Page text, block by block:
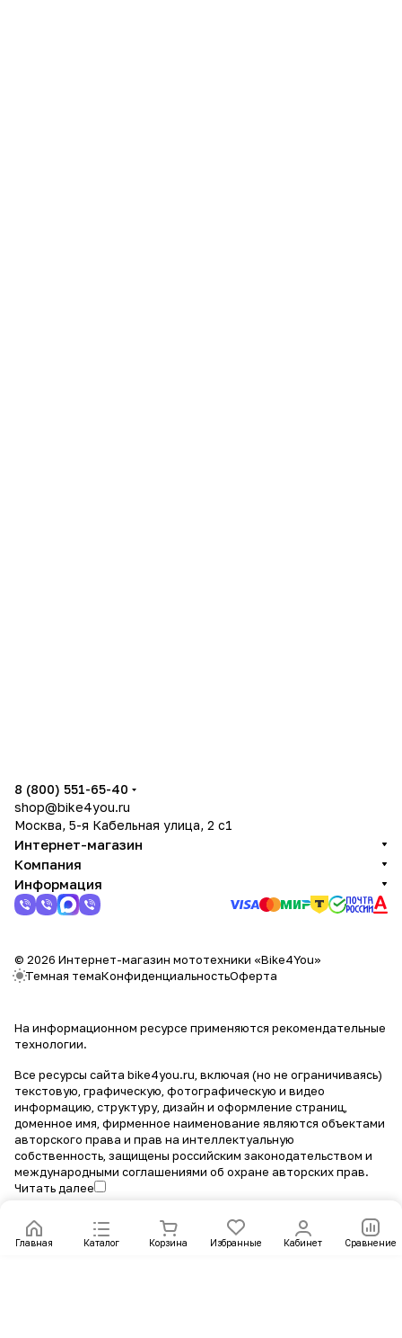
Главная Каталог Корзина Избранные Кабинет Сравнение
8 (800) 551-65-40
shop@bike4you.ru
Москва, 5-я Кабельная улица, 2 с1
Интернет-магазин
Компания
Информация
© 2026 Интернет-магазин мототехники «Bike4You»
Темная темаКонфиденциальностьОферта
На информационном ресурсе применяются рекомендательные
технологии.
Все ресурсы сайта bike4you.ru, включая (но не ограничиваясь)
текстовую, графическую, фотографическую и видео
информацию, структуру, дизайн и оформление страниц,
доменное имя, фирменное наименование являются объектами
авторского права и прав на интеллектуальную
собственность, защищены российским законодательством и
международными соглашениями об охране авторских прав.
Читать далее